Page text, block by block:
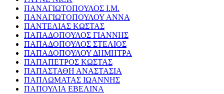
ΠΑΝΑΓΙΩΤΟΠΟΥΛΟΣ Ι.Μ.
ΠΑΝΑΓΙΩΤΟΠΟΥΛΟΥ ΑΝΝΑ
ΠΑΝΤΕΛΙΑΣ ΚΩΣΤΑΣ
ΠΑΠΑΔΟΠΟΥΛΟΣ ΓΙΑΝΝΗΣ
ΠΑΠΑΔΟΠΟΥΛΟΣ ΣΤΕΛΙΟΣ
ΠΑΠΑΔΟΠΟΥΛΟΥ ΔΗΜΗΤΡΑ
ΠΑΠΑΠΕΤΡΟΣ ΚΩΣΤΑΣ
ΠΑΠΑΣΤΑΘΗ ΑΝΑΣΤΑΣΙΑ
ΠΑΠΛΩΜΑΤΑΣ ΙΩΑΝΝΗΣ
ΠΑΠΟΥΛΙΑ ΕΒΕΛΙΝΑ